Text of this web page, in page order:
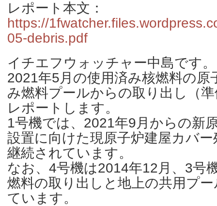
レポート本文：
https://
05-debris.pdf
イチエフウォッチャー中島です。
2021年5月の使用済み核燃料の原
み燃料プールからの取り出し（
レポートします。
1号機では、2021年9月からの新
設置に向けた現原子炉建屋カバ
継続されています。
なお、4号機は2014年12月、3号
燃料の取り出しと地上の共用プ
ています。